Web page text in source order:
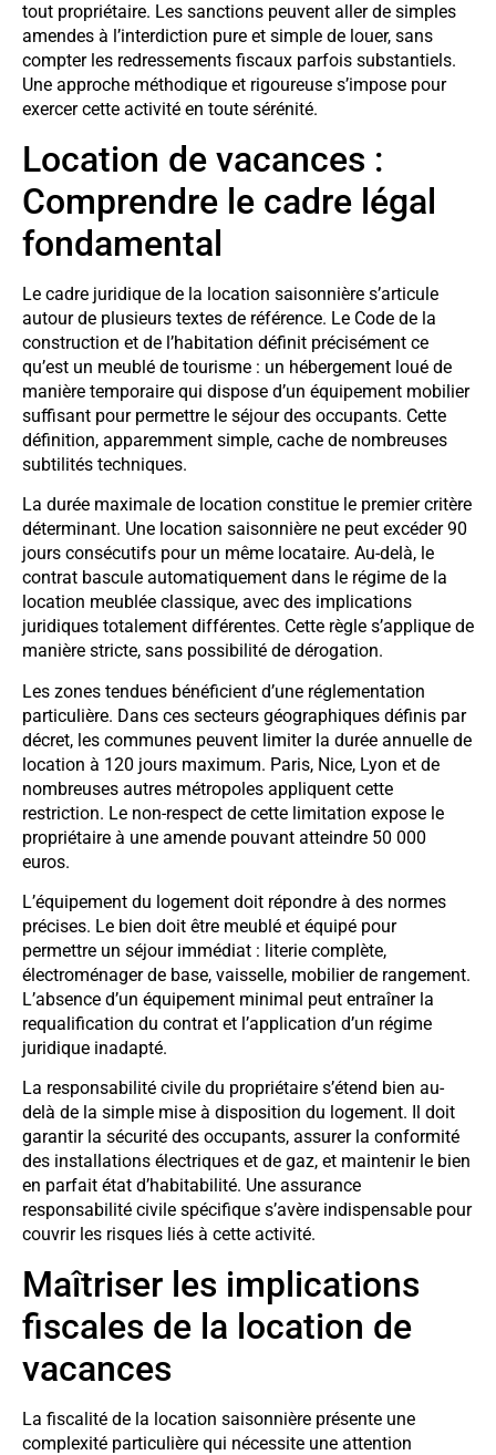
tout propriétaire. Les sanctions peuvent aller de simples
amendes à l’interdiction pure et simple de louer, sans
compter les redressements fiscaux parfois substantiels.
Une approche méthodique et rigoureuse s’impose pour
exercer cette activité en toute sérénité.
Location de vacances :
Comprendre le cadre légal
fondamental
Le cadre juridique de la location saisonnière s’articule
autour de plusieurs textes de référence. Le Code de la
construction et de l’habitation définit précisément ce
qu’est un meublé de tourisme : un hébergement loué de
manière temporaire qui dispose d’un équipement mobilier
suffisant pour permettre le séjour des occupants. Cette
définition, apparemment simple, cache de nombreuses
subtilités techniques.
La durée maximale de location constitue le premier critère
déterminant. Une location saisonnière ne peut excéder 90
jours consécutifs pour un même locataire. Au-delà, le
contrat bascule automatiquement dans le régime de la
location meublée classique, avec des implications
juridiques totalement différentes. Cette règle s’applique de
manière stricte, sans possibilité de dérogation.
Les zones tendues bénéficient d’une réglementation
particulière. Dans ces secteurs géographiques définis par
décret, les communes peuvent limiter la durée annuelle de
location à 120 jours maximum. Paris, Nice, Lyon et de
nombreuses autres métropoles appliquent cette
restriction. Le non-respect de cette limitation expose le
propriétaire à une amende pouvant atteindre 50 000
euros.
L’équipement du logement doit répondre à des normes
précises. Le bien doit être meublé et équipé pour
permettre un séjour immédiat : literie complète,
électroménager de base, vaisselle, mobilier de rangement.
L’absence d’un équipement minimal peut entraîner la
requalification du contrat et l’application d’un régime
juridique inadapté.
La responsabilité civile du propriétaire s’étend bien au-
delà de la simple mise à disposition du logement. Il doit
garantir la sécurité des occupants, assurer la conformité
des installations électriques et de gaz, et maintenir le bien
en parfait état d’habitabilité. Une assurance
responsabilité civile spécifique s’avère indispensable pour
couvrir les risques liés à cette activité.
Maîtriser les implications
fiscales de la location de
vacances
La fiscalité de la location saisonnière présente une
complexité particulière qui nécessite une attention